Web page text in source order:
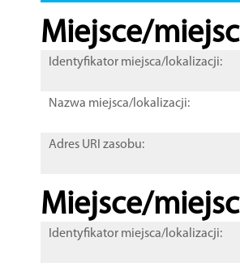
Miejsce/
Identyfikator miejsca/lokalizacji:
Nazwa miejsca/lokalizacji:
Adres URI zasobu:
Miejsce/
Identyfikator miejsca/lokalizacji: